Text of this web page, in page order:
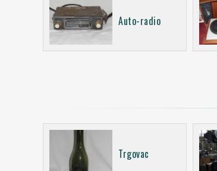
Auto-radio
Trgovac